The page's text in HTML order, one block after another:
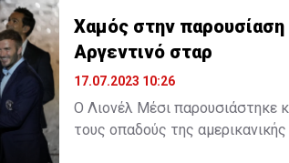
Χαμός στην παρουσίαση
Αργεντινό σταρ
17.07.2023 10:26
Ο Λιονέλ Μέσι παρουσιάστηκε
τους οπαδούς της αμερικανικής